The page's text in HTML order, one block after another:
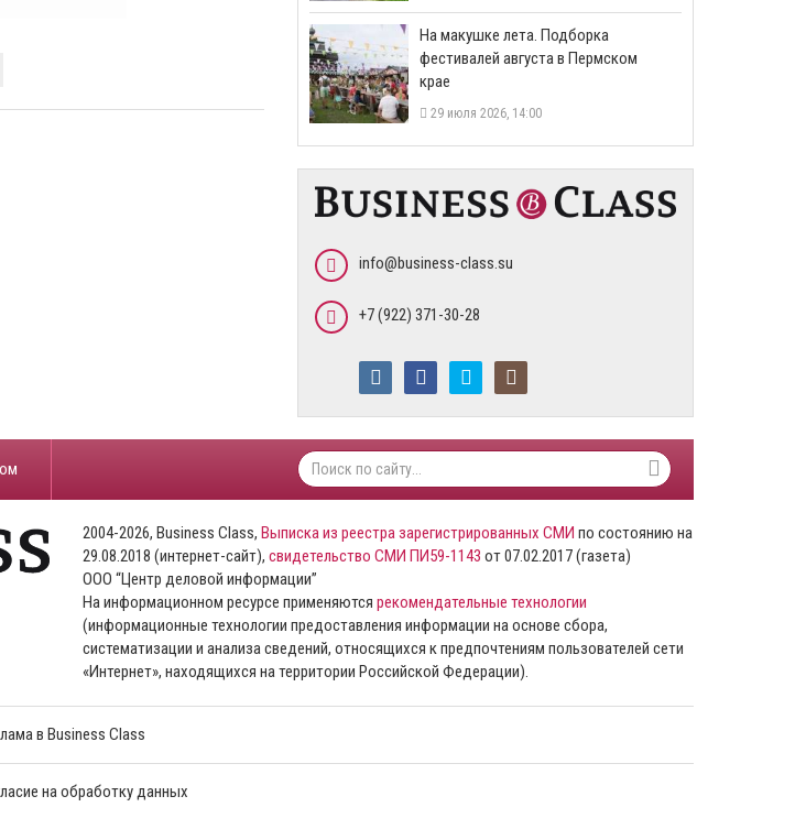
На макушке лета. Подборка
фестивалей августа в Пермском
крае
29 июля 2026, 14:00
info@business-class.su
+7 (922) 371-30-28
2004-2026, Business Class, Выписка из реестра зарегистрированных СМИ по состоянию на
29.08.2018 (интернет-сайт), свидетельство СМИ ПИ59-1143 от 07.02.2017 (газета)
ООО “Центр деловой информации”
На информационном ресурсе применяются рекомендательные технологии
(информационные технологии предоставления информации на основе сбора,
систематизации и анализа сведений, относящихся к предпочтениям пользователей сети
«Интернет», находящихся на территории Российской Федерации).
в Business Class
на обработку данных